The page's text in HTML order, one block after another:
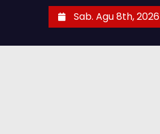
Sab. Agu 8th, 2026